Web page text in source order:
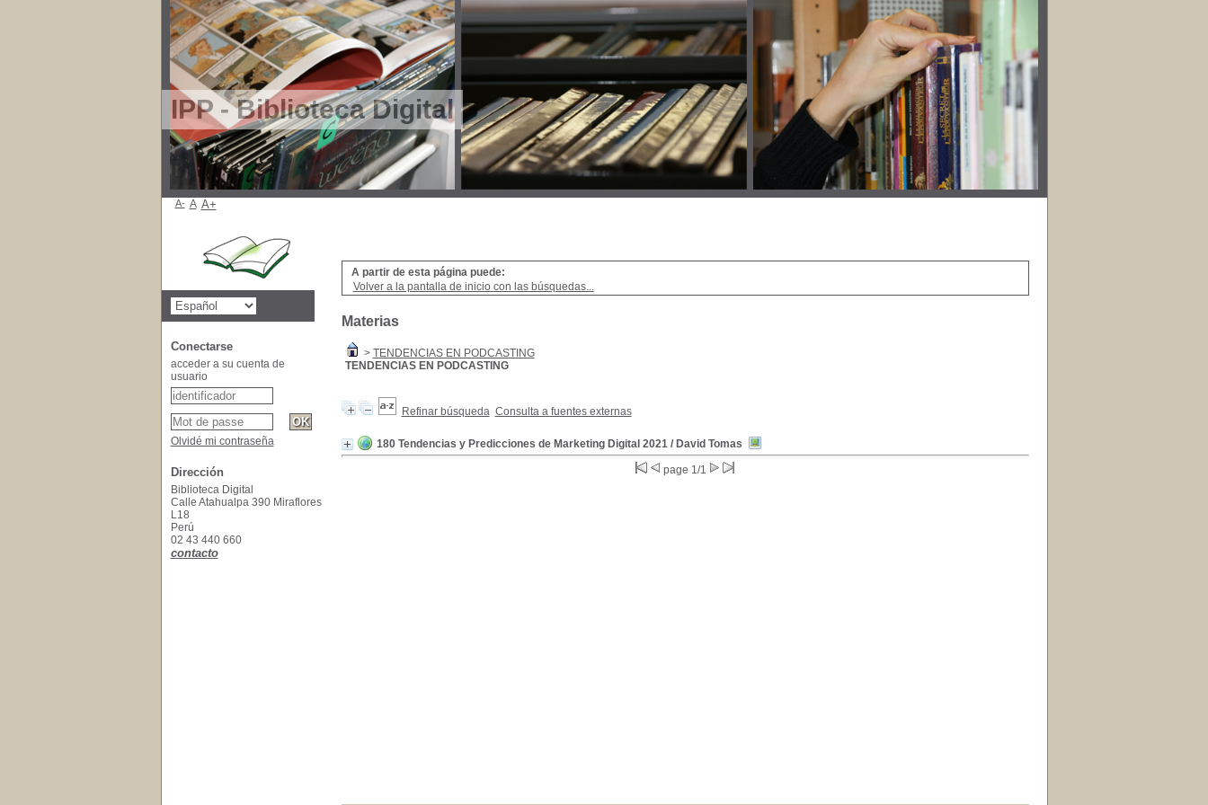
IPP - Biblioteca Digital
A partir de esta página puede:
Volver a la pantalla de inicio con las búsquedas...
Materias
> TENDENCIAS EN PODCASTING
TENDENCIAS EN PODCASTING
Refinar búsqueda Consulta a fuentes externas
180 Tendencias y Predicciones de Marketing Digital 2021/ David Tomas
page 1/1
A- A A+
Conectarse
acceder a su cuenta de
usuario
Olvidé mi contraseña
Dirección
Biblioteca Digital
Calle Atahualpa 390 Miraflores
L18
Perú
02 43 440 660
contacto